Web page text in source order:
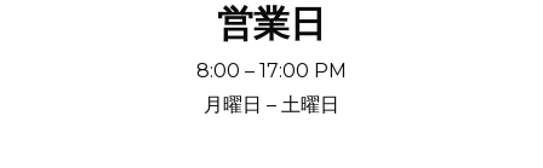
営業日
8:00 – 17:00 PM
月曜日 – 土曜日